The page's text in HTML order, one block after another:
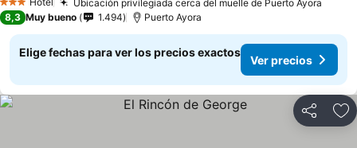
3 Estrellas Ubicación privilegiada cerca del muelle de Puerto Ayora
8,3 Muy bueno 1.494 Puerto Ayora
Elige fechas para ver los precios exactos
Ver precios
Compartir